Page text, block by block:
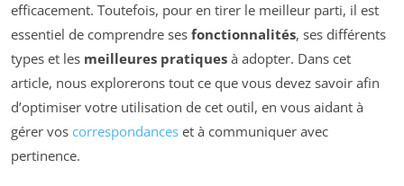
efficacement. Toutefois, pour en tirer le meilleur parti, il est
essentiel de comprendre ses fonctionnalités, ses différents
types et les meilleures pratiques à adopter. Dans cet
article, nous explorerons tout ce que vous devez savoir afin
d’optimiser votre utilisation de cet outil, en vous aidant à
gérer vos correspondances et à communiquer avec
pertinence.